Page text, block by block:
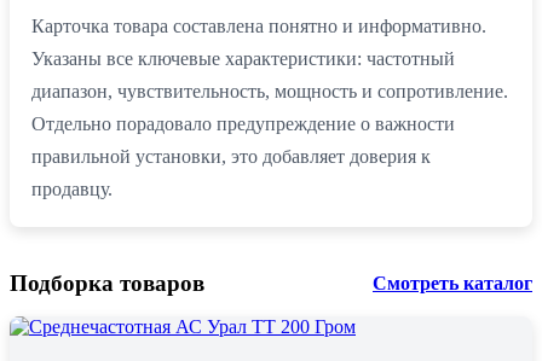
Карточка товара составлена понятно и информативно.
Указаны все ключевые характеристики: частотный
диапазон, чувствительность, мощность и сопротивление.
Отдельно порадовало предупреждение о важности
правильной установки, это добавляет доверия к
продавцу.
Подборка товаров Смотреть каталог